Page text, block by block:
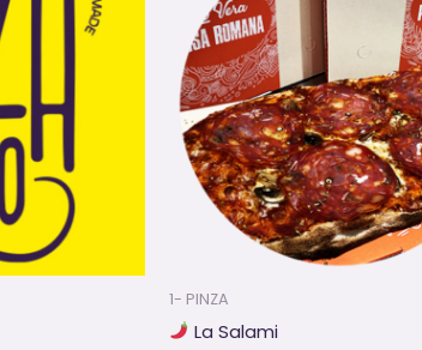
1- PINZA
La Salami